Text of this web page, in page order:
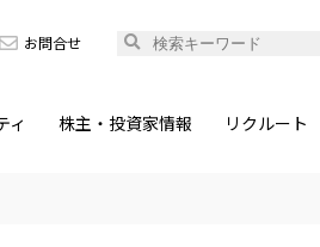
お問合せ
ィ 株主・投資家情報 リクルート